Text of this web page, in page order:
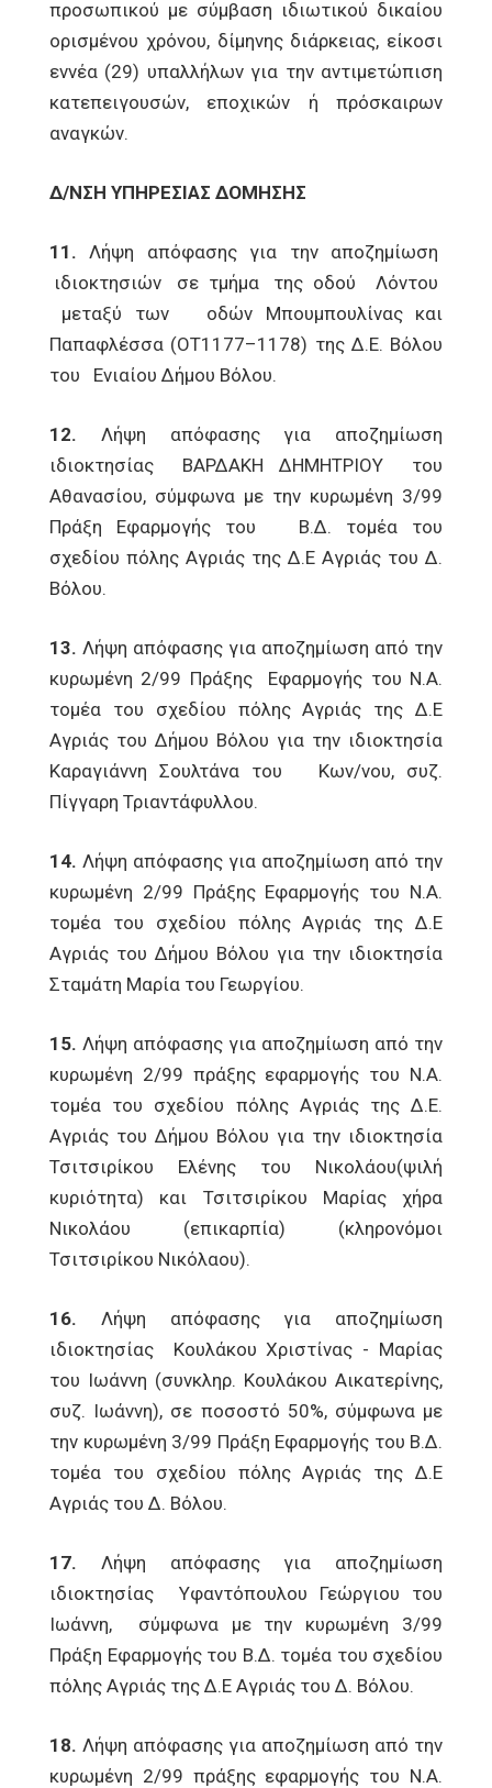
προσωπικού με σύμβαση ιδιωτικού δικαίου
ορισμένου χρόνου, δίμηνης διάρκειας, είκοσι
εννέα (29) υπαλλήλων για την αντιμετώπιση
κατεπειγουσών, εποχικών ή πρόσκαιρων
αναγκών.
Δ/ΝΣΗ ΥΠΗΡΕΣΙΑΣ ΔΟΜΗΣΗΣ
11.Λήψη απόφασης για την αποζημίωση
ιδιοκτησιών σε τμήμα της οδού Λόντου
μεταξύ των οδών Μπουμπουλίνας και
Παπαφλέσσα (ΟΤ1177–1178) της Δ.Ε. Βόλου
του Ενιαίου Δήμου Βόλου.
12. Λήψη απόφασης για αποζημίωση
ιδιοκτησίας ΒΑΡΔΑΚΗ ΔΗΜΗΤΡΙΟΥ του
Αθανασίου, σύμφωνα με την κυρωμένη 3/99
Πράξη Εφαρμογής του Β.Δ. τομέα του
σχεδίου πόλης Αγριάς της Δ.Ε Αγριάς του Δ.
Βόλου.
13. Λήψη απόφασης για αποζημίωση από την
κυρωμένη 2/99 Πράξης Εφαρμογής του N.A.
τομέα του σχεδίου πόλης Αγριάς της Δ.Ε
Αγριάς του Δήμου Βόλου για την ιδιοκτησία
Καραγιάννη Σουλτάνα του Κων/νου, συζ.
Πίγγαρη Τριαντάφυλλου.
14. Λήψη απόφασης για αποζημίωση από την
κυρωμένη 2/99 Πράξης Εφαρμογής του N.A.
τομέα του σχεδίου πόλης Αγριάς της Δ.Ε
Αγριάς του Δήμου Βόλου για την ιδιοκτησία
Σταμάτη Μαρία του Γεωργίου.
15. Λήψη απόφασης για αποζημίωση από την
κυρωμένη 2/99 πράξης εφαρμογής του Ν.Α.
τομέα του σχεδίου πόλης Αγριάς της Δ.Ε.
Αγριάς του Δήμου Βόλου για την ιδιοκτησία
Τσιτσιρίκου Ελένης του Νικολάου(ψιλή
κυριότητα) και Τσιτσιρίκου Μαρίας χήρα
Νικολάου (επικαρπία) (κληρονόμοι
Τσιτσιρίκου Νικόλαου).
16. Λήψη απόφασης για αποζημίωση
ιδιοκτησίας Κουλάκου Χριστίνας - Μαρίας
του Ιωάννη (συνκληρ. Κουλάκου Αικατερίνης,
συζ. Ιωάννη), σε ποσοστό 50%, σύμφωνα με
την κυρωμένη 3/99 Πράξη Εφαρμογής του Β.Δ.
τομέα του σχεδίου πόλης Αγριάς της Δ.Ε
Αγριάς του Δ. Βόλου.
17. Λήψη απόφασης για αποζημίωση
ιδιοκτησίας Υφαντόπουλου Γεώργιου του
Ιωάννη, σύμφωνα με την κυρωμένη 3/99
Πράξη Εφαρμογής του Β.Δ. τομέα του σχεδίου
πόλης Αγριάς της Δ.Ε Αγριάς του Δ. Βόλου.
18. Λήψη απόφασης για αποζημίωση από την
κυρωμένη 2/99 πράξης εφαρμογής του Ν.Α.